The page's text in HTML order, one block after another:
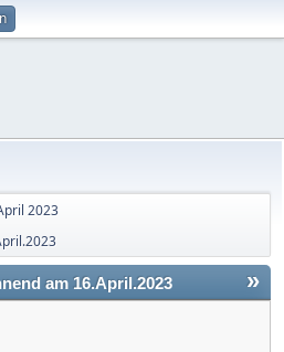
2023
»
am 16.April.2023